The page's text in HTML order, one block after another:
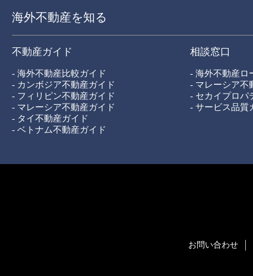
海外不動産を知る
不動産ガイド
- 海外不動産比較ガイド
- カンボジア不動産ガイド
- フィリピン不動産ガイド
- マレーシア不動産ガイド
- タイ不動産ガイド
- ベトナム不動産ガイド
相談窓口
- 海外不動産ロ
- マレーシア不
- セカイプロパ
- サービス品質
お問い合わせ